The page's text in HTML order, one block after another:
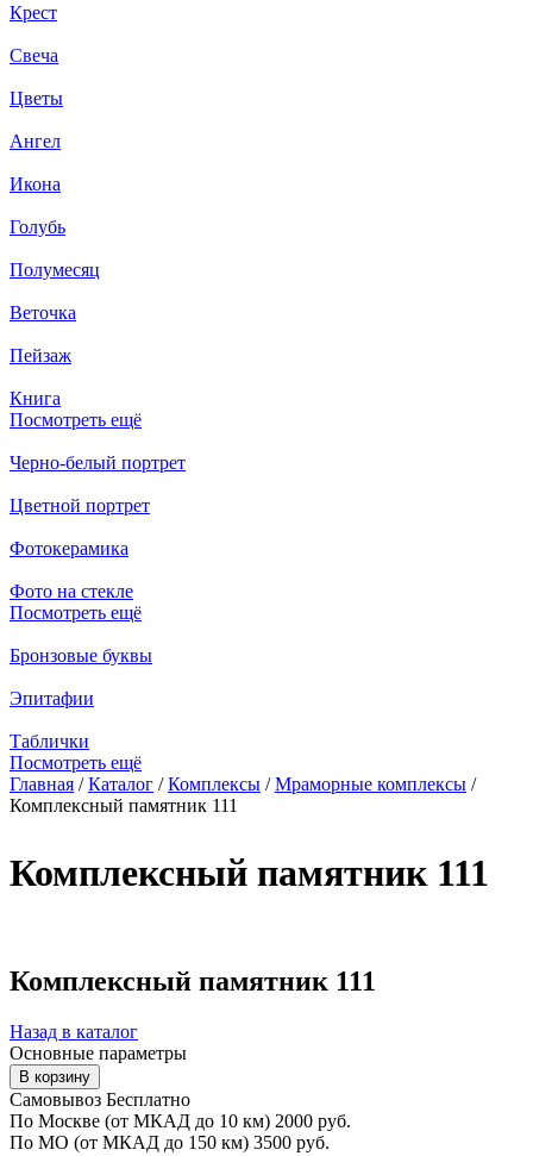
Крест
Свеча
Цветы
Ангел
Икона
Голубь
Полумесяц
Веточка
Пейзаж
Книга
Посмотреть ещё
Черно-белый портрет
Цветной портрет
Фотокерамика
Фото на стекле
Посмотреть ещё
Бронзовые буквы
Эпитафии
Таблички
Посмотреть ещё
Вы здесь
Главная / Каталог / Комплексы / Мраморные комплексы /
Комплексный памятник 111
Комплексный памятник 111
Комплексный памятник 111
Назад в каталог
Основные параметры
Самовывоз Бесплатно
По Москве (от МКАД до 10 км) 2000 руб.
По МО (от МКАД до 150 км) 3500 руб.